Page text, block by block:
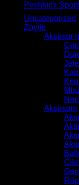
Peshkimi
Uncategorized
Zhytje
Aksesor
Aksesore